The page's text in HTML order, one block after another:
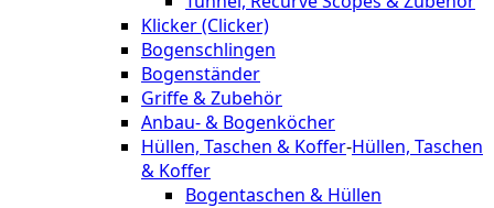
Klicker (Clicker)
Bogenschlingen
Bogenständer
Griffe & Zubehör
Anbau- & Bogenköcher
Hüllen, Taschen & Koffer-Hüllen, Taschen
& Koffer
Bogentaschen & Hüllen